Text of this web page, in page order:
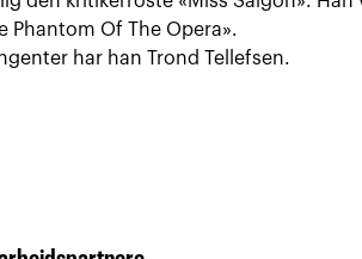
Phantom Of The Opera».
har han Trond Tellefsen.